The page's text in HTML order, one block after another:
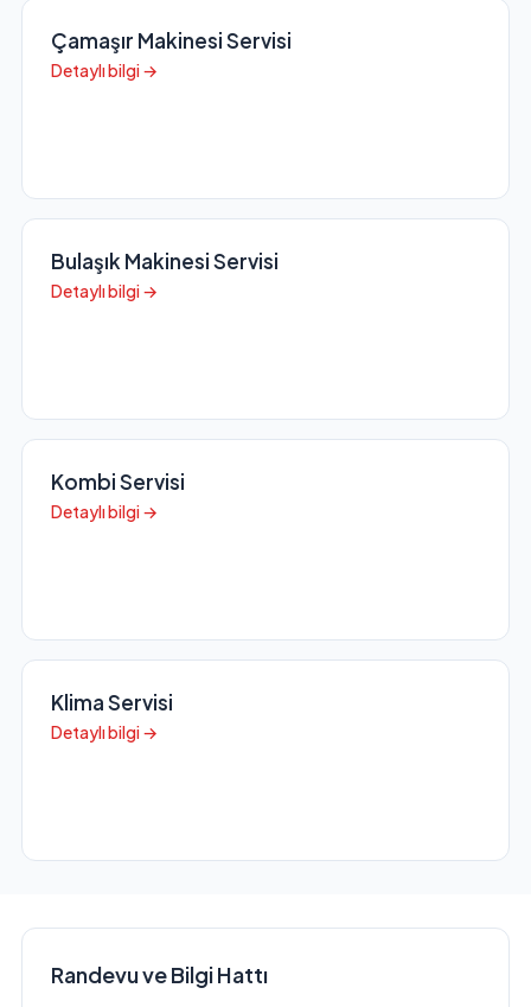
Çamaşır Makinesi Servisi
Detaylı bilgi →
Bulaşık Makinesi Servisi
Detaylı bilgi →
Kombi Servisi
Detaylı bilgi →
Klima Servisi
Detaylı bilgi →
Randevu ve Bilgi Hattı